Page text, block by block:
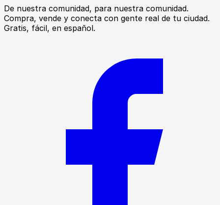
De nuestra comunidad, para nuestra comunidad.
Compra, vende y conecta con gente real de tu ciudad.
Gratis, fácil, en español.